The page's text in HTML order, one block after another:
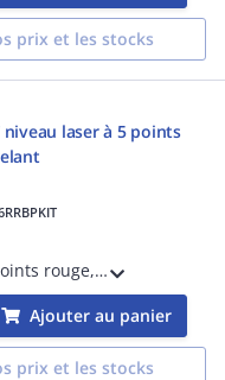
prix et les stocks
niveau laser à 5 points
laser croix et points rouge, batterie rechargeable, support magnétique pour mesures en porte-à-faux et en axe central, une console murs et plafonds
Ajouter au panier
prix et les stocks